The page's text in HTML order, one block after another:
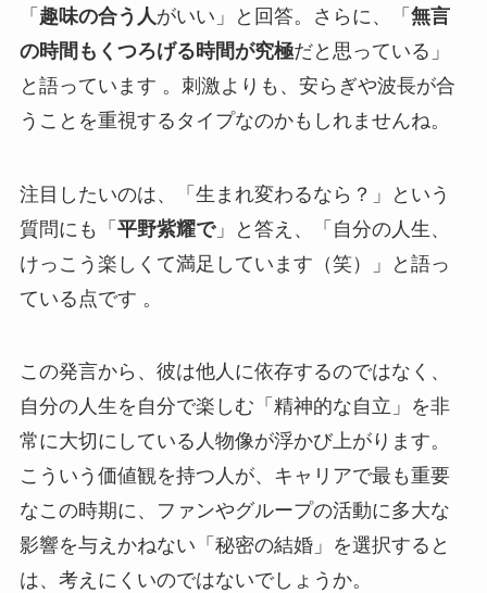
「 趣味の合う人 がいい」と回答。さらに、「 無言
の時間もくつろげる時間が究極だと思っている」
と語っています 。刺激よりも、安らぎや波長が合
うことを重視するタイプなのかもしれませんね。
注目したいのは、「生まれ変わるなら？」という
質問にも「 平野紫耀で」と答え、「自分の人生、
けっこう楽しくて満足しています（笑）」と語っ
ている点です 。
この発言から、彼は他人に依存するのではなく、
自分の人生を自分で楽しむ「精神的な自立」を非
常に大切にしている人物像が浮かび上がります。
こういう価値観を持つ人が、キャリアで最も重要
なこの時期に、ファンやグループの活動に多大な
影響を与えかねない「秘密の結婚」を選択すると
は、考えにくいのではないでしょうか。